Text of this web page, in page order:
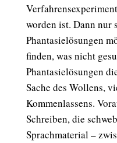
worden ist. Dann nur
Phantasielösungen
finden, was nicht
Phantasielösungen
Sache des Wollens,
Kommenlassens.
Schreiben, die
Sprachmaterial –